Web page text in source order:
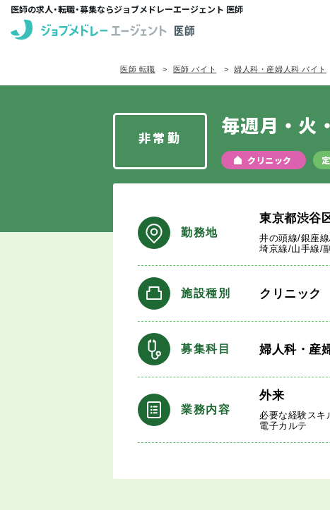
医師の求人・転職・募集ならジョブメドレーエージェント 医師
医師 転職 医師 バイト 婦人科・産婦人科 バイト
非常勤 毎週月・
クリニック
勤務地
東京都渋谷
井の頭線/銀座
埼京線/山手線/
施設種別 クリニック
募集科目 婦人科・産
業務内容
外来
必要な経験スキ
電子カルテ